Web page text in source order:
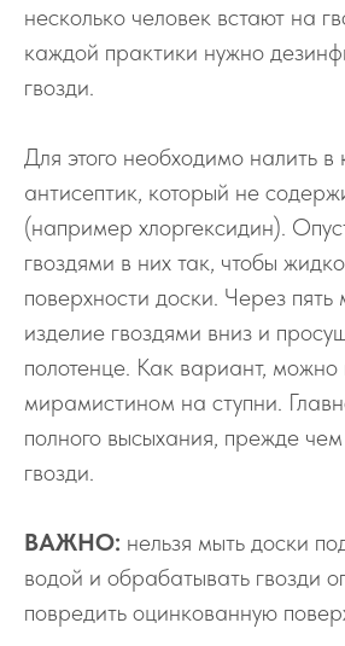
несколько человек встают на
каждой практики нужно
гвозди.
Для этого необходимо налить в
антисептик, который не
(например хлоргексидин).
гвоздями в них так, чтобы
поверхности доски. Через пять
изделие гвоздями вниз и
полотенце. Как вариант, можно
мирамистином на ступни.
полного высыхания, прежде чем
гвозди.
ВАЖНО: нельзя мыть доски
водой и обрабатывать гвозди
повредить оцинкованную